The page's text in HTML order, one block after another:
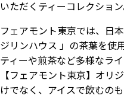
いただくティーコレクション
フェアモント東京では、日
ジリンハウス 」の茶葉を使
ティーや煎茶など多様なラ
【フェアモント東京】オリ
けでなく、アイスで飲むのも